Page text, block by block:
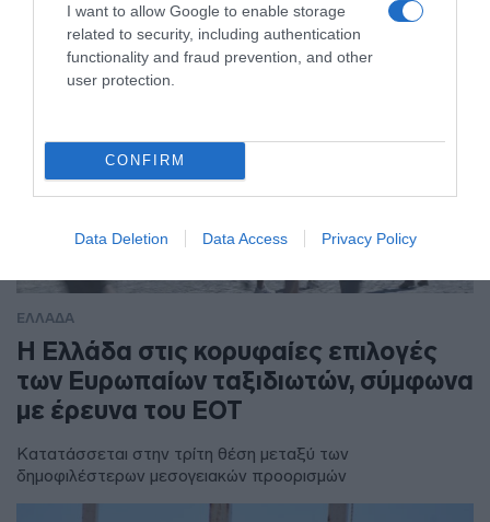
I want to allow Google to enable storage
related to security, including authentication
functionality and fraud prevention, and other
user protection.
CONFIRM
Data Deletion Data Access Privacy Policy
ΕΛΛΑΔΑ
Η Ελλάδα στις κορυφαίες επιλογές
των Ευρωπαίων ταξιδιωτών, σύμφωνα
με έρευνα του ΕΟΤ
Κατατάσσεται στην τρίτη θέση μεταξύ των
δημοφιλέστερων μεσογειακών προορισμών